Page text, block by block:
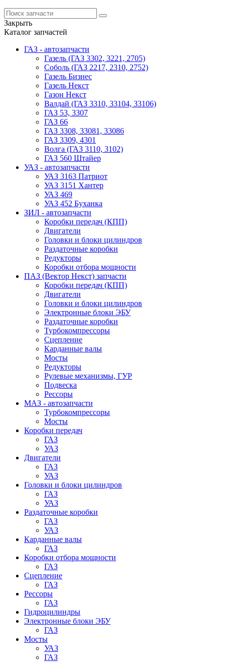
Закрыть
Каталог запчастей
ГАЗ - автозапчасти
Газель (ГАЗ 3302, 3221, 2705)
Соболь (ГАЗ 2217, 2310, 2752)
Газель Бизнес
Газель Некст
Газон Некст
Валдай (ГАЗ 3310, 33104, 33106)
ГАЗ 53, 3307
ГАЗ 66
ГАЗ 3308, 33081, 33086
ГАЗ 3309, 4301
Волга (ГАЗ 3110, 3102)
ГАЗ 560 Штайер
УАЗ - автозапчасти
УАЗ 3163 Патриот
УАЗ 3151 Хантер
УАЗ 469
УАЗ 452 Буханка
ЗИЛ - автозапчасти
Коробки передач (КПП)
Двигатели
Головки и блоки цилиндров
Раздаточные коробки
Редукторы
Коробки отбора мощности
ПАЗ (Вектор Некст) запчасти
Коробки передач (КПП)
Двигатели
Головки и блоки цилиндров
Электронные блоки ЭБУ
Раздаточные коробки
Турбокомпрессоры
Сцепление
Карданные валы
Мосты
Редукторы
Рулевые механизмы, ГУР
Подвеска
Рессоры
МАЗ - автозапчасти
Турбокомпрессоры
Мосты
Коробки передач
ГАЗ
УАЗ
Двигатели
ГАЗ
УАЗ
Головки и блоки цилиндров
ГАЗ
УАЗ
Раздаточные коробки
ГАЗ
УАЗ
Карданные валы
ГАЗ
Коробки отбора мощности
ГАЗ
Сцепление
ГАЗ
Рессоры
ГАЗ
Гидроцилиндры
Электронные блоки ЭБУ
ГАЗ
Мосты
УАЗ
ГАЗ